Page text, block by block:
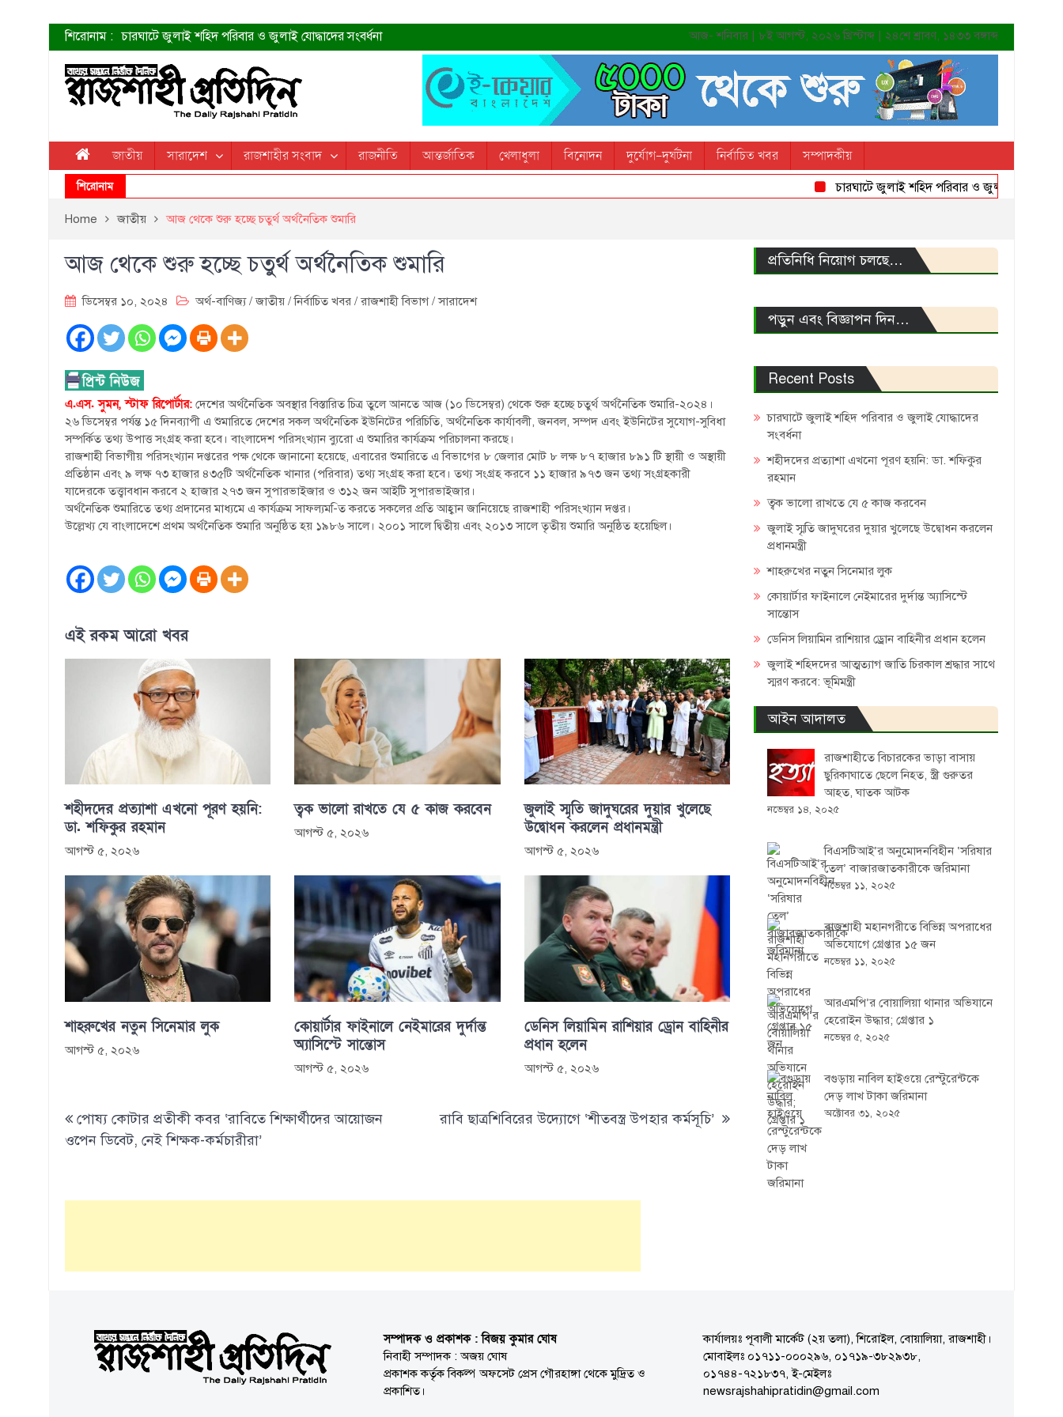
শিরোনাম : চারঘাটে জুলাই শহিদ পরিবার ও জুলাই যোদ্ধাদের সংবর্ধনা
শহীদদের প্রত্যাশা এখনো পূরণ হয়নি: ডা. শফিকুর রহমান
ত্বক ভালো রাখতে যে ৫ কাজ করবেন
জুলাই স্মৃতি জাদুঘরের দুয়ার খুলেছে উদ্বোধন করলেন প্রধানমন্ত্রী
শাহরুখের নতুন সিনেমার লুক
কোয়ার্টার ফাইনালে নেইমারের দুর্দান্ত অ্যাসিস্টে সান্তোস
ডেনিস লিয়ামিন রাশিয়ার ড্রোন বাহিনীর প্রধান হলেন
জুলাই শহিদদের আত্মত্যাগ জাতি চিরকাল শ্রদ্ধার সাথে স্মরণ করবে: ভূমিমন্ত্রী
আজ- শনিবার | ৮ই আগস্ট, ২০২৬ খ্রিস্টাব্দ | ২৪শে শ্রাবণ, ১৪৩৩ বঙ্গাব্দ
জাতীয় সারাদেশ রাজশাহীর সংবাদ রাজনীতি আন্তর্জাতিক খেলাধুলা বিনোদন দুর্যোগ-দুর্ঘটনা নির্বাচিত খবর সম্পাদকীয়
শিরোনাম চারঘাটে জুলাই শহিদ পরিবার ও জুলাই যোদ্ধাদের
Home জাতীয় আজ থেকে শুরু হচ্ছে চতুর্থ অর্থনৈতিক শুমারি
আজ থেকে শুরু হচ্ছে চতুর্থ অর্থনৈতিক শুমারি
ডিসেম্বর ১০, ২০২৪ অর্থ-বাণিজ্য/জাতীয় /নির্বাচিত খবর /রাজশাহী বিভাগ/সারাদেশ
এ.এস. সুমন, স্টাফ রিপোর্টার: দেশের অর্থনৈতিক অবস্থার বিস্তারিত চিত্র তুলে আনতে আজ (১০ ডিসেম্বর) থেকে শুরু হচ্ছে চতুর্থ অর্থনৈতিক শুমারি-২০২৪।
২৬ ডিসেম্বর পর্যন্ত ১৫ দিনব্যাপী এ শুমারিতে দেশের সকল অর্থনৈতিক ইউনিটের পরিচিতি, অর্থনৈতিক কার্যাবলী, জনবল, সম্পদ এবং ইউনিটের সুযোগ-সুবিধা
সম্পর্কিত তথ্য উপাত্ত সংগ্রহ করা হবে। বাংলাদেশ পরিসংখ্যান ব্যুরো এ শুমারির কার্যক্রম পরিচালনা করছে।
রাজশাহী বিভাগীয় পরিসংখ্যান দপ্তরের পক্ষ থেকে জানানো হয়েছে, এবারের শুমারিতে এ বিভাগের ৮ জেলার মোট ৮ লক্ষ ৮৭ হাজার ৮৯১ টি স্থায়ী ও অস্থায়ী
প্রতিষ্ঠান এবং ৯ লক্ষ ৭৩ হাজার ৪৩৫টি অর্থনৈতিক খানার (পরিবার) তথ্য সংগ্রহ করা হবে। তথ্য সংগ্রহ করবে ১১ হাজার ৯৭৩ জন তথ্য সংগ্রহকারী
যাদেরকে তত্ত্বাবধান করবে ২ হাজার ২৭৩ জন সুপারভাইজার ও ৩১২ জন আইটি সুপারভাইজার।
অর্থনৈতিক শুমারিতে তথ্য প্রদানের মাধ্যমে এ কার্যক্রম সাফল্যম-িত করতে সকলের প্রতি আহ্বান জানিয়েছে রাজশাহী পরিসংখ্যান দপ্তর।
উল্লেখ্য যে বাংলাদেশে প্রথম অর্থনৈতিক শুমারি অনুষ্ঠিত হয় ১৯৮৬ সালে। ২০০১ সালে দ্বিতীয় এবং ২০১৩ সালে তৃতীয় শুমারি অনুষ্ঠিত হয়েছিল।
এই রকম আরো খবর
শহীদদের প্রত্যাশা এখনো পূরণ হয়নি:
ডা. শফিকুর রহমান
আগস্ট ৫, ২০২৬
ত্বক ভালো রাখতে যে ৫ কাজ করবেন
আগস্ট ৫, ২০২৬
জুলাই স্মৃতি জাদুঘরের দুয়ার খুলেছে
উদ্বোধন করলেন প্রধানমন্ত্রী
আগস্ট ৫, ২০২৬
শাহরুখের নতুন সিনেমার লুক
আগস্ট ৫, ২০২৬
কোয়ার্টার ফাইনালে নেইমারের দুর্দান্ত
অ্যাসিস্টে সান্তোস
আগস্ট ৫, ২০২৬
ডেনিস লিয়ামিন রাশিয়ার ড্রোন বাহিনীর
প্রধান হলেন
আগস্ট ৫, ২০২৬
navigation
পোষ্য কোটার প্রতীকী কবর ‘রাবিতে শিক্ষার্থীদের আয়োজন
ওপেন ডিবেট, নেই শিক্ষক-কর্মচারীরা’
রাবি ছাত্রশিবিরের উদ্যোগে ‘শীতবস্ত্র উপহার কর্মসূচি’
প্রতিনিধি নিয়োগ চলছে…
পড়ুন এবং বিজ্ঞাপন দিন…
Recent Posts
চারঘাটে জুলাই শহিদ পরিবার ও জুলাই যোদ্ধাদের
সংবর্ধনা
শহীদদের প্রত্যাশা এখনো পূরণ হয়নি: ডা. শফিকুর
রহমান
ত্বক ভালো রাখতে যে ৫ কাজ করবেন
জুলাই স্মৃতি জাদুঘরের দুয়ার খুলেছে উদ্বোধন করলেন
প্রধানমন্ত্রী
শাহরুখের নতুন সিনেমার লুক
কোয়ার্টার ফাইনালে নেইমারের দুর্দান্ত অ্যাসিস্টে
সান্তোস
ডেনিস লিয়ামিন রাশিয়ার ড্রোন বাহিনীর প্রধান হলেন
জুলাই শহিদদের আত্মত্যাগ জাতি চিরকাল শ্রদ্ধার সাথে
স্মরণ করবে: ভূমিমন্ত্রী
আইন আদালত
রাজশাহীতে বিচারকের ভাড়া বাসায়
ছুরিকাঘাতে ছেলে নিহত, স্ত্রী গুরুতর
আহত, ঘাতক আটক
নভেম্বর ১৪, ২০২৫
বিএসটিআই’র অনুমোদনবিহীন ‘সরিষার
তেল’ বাজারজাতকারীকে জরিমানা
নভেম্বর ১১, ২০২৫
রাজশাহী মহানগরীতে বিভিন্ন অপরাধের
অভিযোগে গ্রেপ্তার ১৫ জন
নভেম্বর ১১, ২০২৫
আরএমপি’র বোয়ালিয়া থানার অভিযানে
হেরোইন উদ্ধার; গ্রেপ্তার ১
নভেম্বর ৫, ২০২৫
বগুড়ায় নাবিল হাইওয়ে রেস্টুরেন্টকে
দেড় লাখ টাকা জরিমানা
অক্টোবর ৩১, ২০২৫
সম্পাদক ও প্রকাশক : বিজয় কুমার ঘোষ
নিবাহী সম্পাদক : অজয় ঘোষ
প্রকাশক কর্তৃক বিকল্প অফসেট প্রেস গৌরহাঙ্গা থেকে মুদ্রিত ও
প্রকাশিত।
কার্যালয়ঃ পূবালী মার্কেট (২য় তলা), শিরোইল, বোয়ালিয়া, রাজশাহী।
মোবাইলঃ ০১৭১১-০০০২৯৬, ০১৭১৯-৩৮২৯৩৮,
০১৭৪৪-৭২১৮৩৭, ই-মেইলঃ
newsrajshahipratidin@gmail.com